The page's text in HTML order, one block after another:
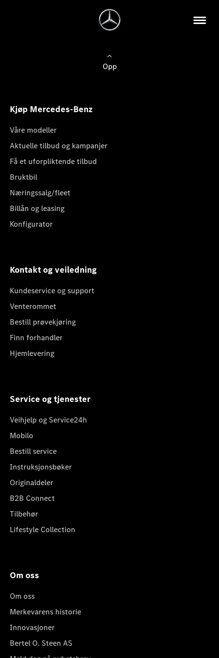
Opp
Kjøp Mercedes-Benz
Våre modeller
Aktuelle tilbud og kampanjer
Få et uforpliktende tilbud
Bruktbil
Næringssalg/fleet
Billån og leasing
Konfigurator
Kontakt og veiledning
Kundeservice og support
Venterommet
Bestill prøvekjøring
Finn forhandler
Hjemlevering
Service og tjenester
Veihjelp og Service24h
Mobilo
Bestill service
Instruksjonsbøker
Originaldeler
B2B Connect
Tilbehør
Lifestyle Collection
Om oss
Om oss
Merkevarens historie
Innovasjoner
Bertel O. Steen AS